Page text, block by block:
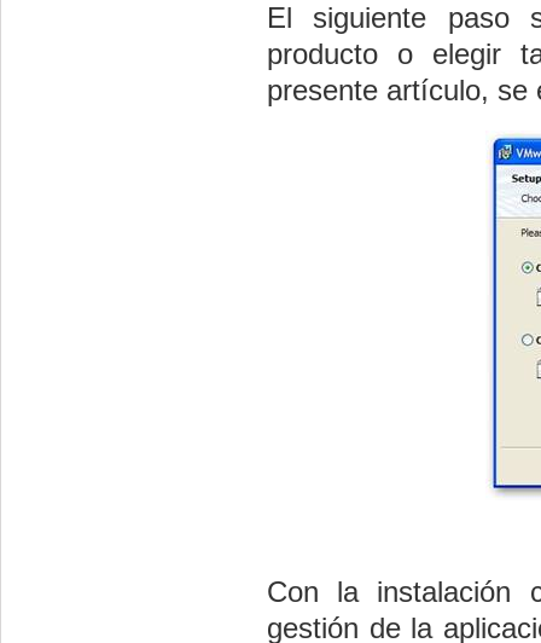
El siguiente paso
producto o elegir
presente artículo, se
Con la instalación
gestión de la